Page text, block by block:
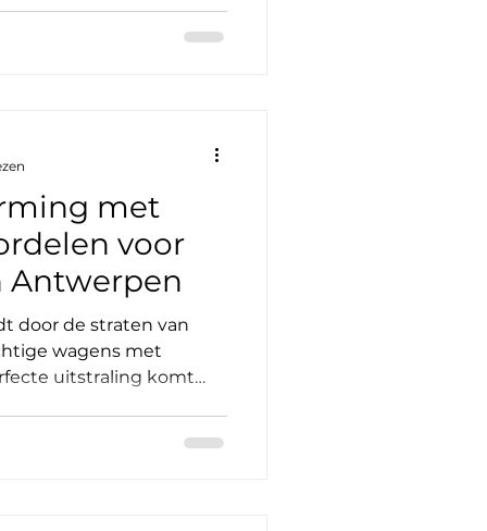
houd je jouw auto
is
met
voor
Antwerpen
door de straten van
wagens met
uitstraling komt
is voor jouw auto. En